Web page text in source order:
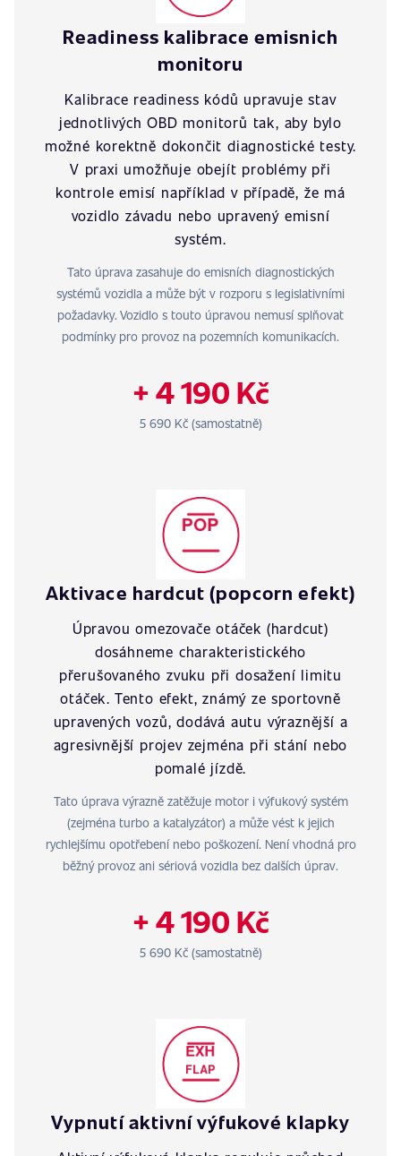
Readiness kalibrace emisnich
monitoru
Kalibrace readiness kódů upravuje stav
jednotlivých OBD monitorů tak, aby bylo
možné korektně dokončit diagnostické testy.
V praxi umožňuje obejít problémy při
kontrole emisí například v případě, že má
vozidlo závadu nebo upravený emisní
systém.
Tato úprava zasahuje do emisních diagnostických
systémů vozidla a může být v rozporu s legislativními
požadavky. Vozidlo s touto úpravou nemusí splňovat
podmínky pro provoz na pozemních komunikacích.
+ 4 190 Kč
5 690 Kč (samostatně)
Aktivace hardcut (popcorn efekt)
Úpravou omezovače otáček (hardcut)
dosáhneme charakteristického
přerušovaného zvuku při dosažení limitu
otáček. Tento efekt, známý ze sportovně
upravených vozů, dodává autu výraznější a
agresivnější projev zejména při stání nebo
pomalé jízdě.
Tato úprava výrazně zatěžuje motor i výfukový systém
(zejména turbo a katalyzátor) a může vést k jejich
rychlejšímu opotřebení nebo poškození. Není vhodná pro
běžný provoz ani sériová vozidla bez dalších úprav.
+ 4 190 Kč
5 690 Kč (samostatně)
Vypnutí aktivní výfukové klapky